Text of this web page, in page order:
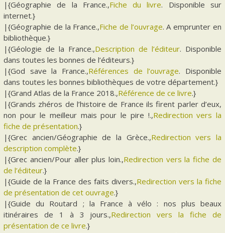
|{Géographie de la France.,Fiche du livre. Disponible sur
internet.}
|{Géographie de la France.,Fiche de l’ouvrage. A emprunter en
bibliothèque.}
|{Géologie de la France.,Description de l’éditeur. Disponible
dans toutes les bonnes de l’éditeurs.}
|{God save la France.,Références de l’ouvrage. Disponible
dans toutes les bonnes bibliothèques de votre département.}
|{Grand Atlas de la France 2018.,Référence de ce livre.}
|{Grands zhéros de l’histoire de France ils firent parler d’eux,
non pour le meilleur mais pour le pire !.,Redirection vers la
fiche de présentation.}
|{Grec ancien/Géographie de la Grèce.,Redirection vers la
description complète.}
|{Grec ancien/Pour aller plus loin.,Redirection vers la fiche de
de l’éditeur.}
|{Guide de la France des faits divers.,Redirection vers la fiche
de présentation de cet ouvrage.}
|{Guide du Routard ; la France à vélo : nos plus beaux
itinéraires de 1 à 3 jours.,Redirection vers la fiche de
présentation de ce livre.}